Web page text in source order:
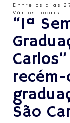
Entre os dias
Vários locais
“1ª
São